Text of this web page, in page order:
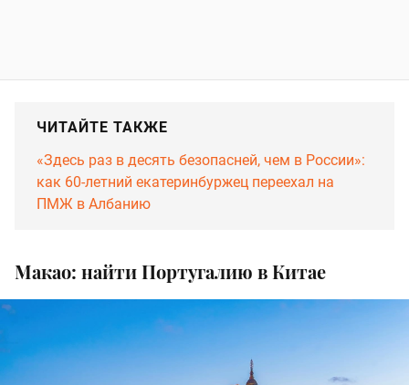
ЧИТАЙТЕ ТАКЖЕ
«Здесь раз в десять безопасней, чем в России»:
как 60-летний екатеринбуржец переехал на
ПМЖ в Албанию
Макао: найти Португалию в Китае